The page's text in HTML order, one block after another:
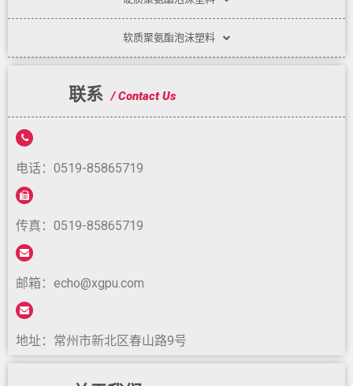
软质聚氨酯泡沫塑料
联系 / Contact Us
电话：0519-85865719
传真：0519-85865719
邮箱：echo@xgpu.com
地址：常州市新北区春山路9号